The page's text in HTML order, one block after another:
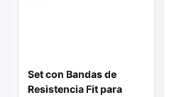
Set con Bandas de
Resistencia Fit para